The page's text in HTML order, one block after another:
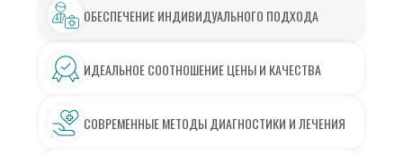
ОБЕСПЕЧЕНИЕ ИНДИВИДУАЛЬНОГО ПОДХОДА
ИДЕАЛЬНОЕ СООТНОШЕНИЕ ЦЕНЫ И КАЧЕСТВА
СОВРЕМЕННЫЕ МЕТОДЫ ДИАГНОСТИКИ И ЛЕЧЕНИЯ